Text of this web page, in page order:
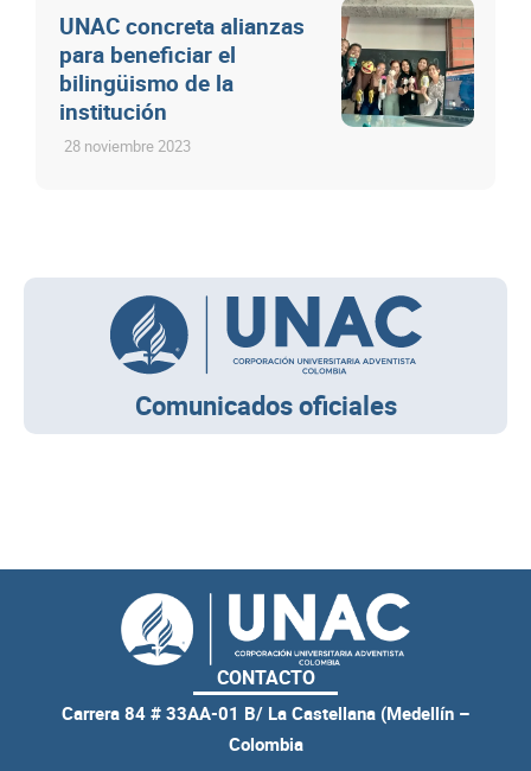
UNAC concreta alianzas
para beneficiar el
bilingüismo de la
institución
28 noviembre 2023
Comunicados oficiales
CONTACTO
Carrera 84 # 33AA-01 B/ La Castellana (Medellín –
Colombia